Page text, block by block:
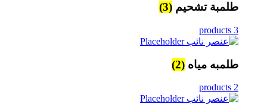
طلمبة تشحيم (3)
3 products
طلمبه مياه (2)
2 products